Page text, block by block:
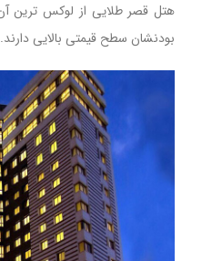
بودنشان سطح قیمتی بالایی دارند.